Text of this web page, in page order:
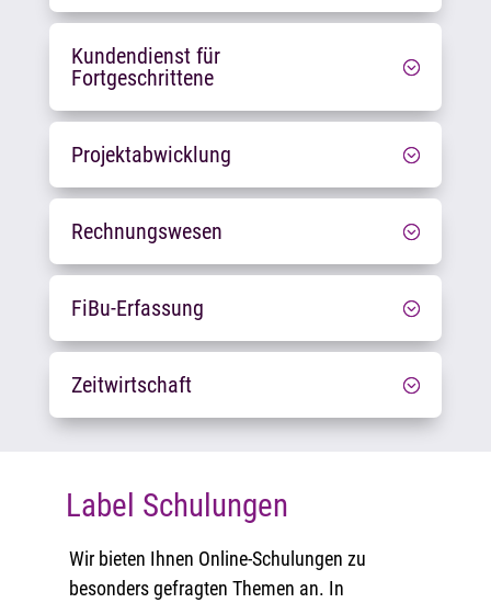
Kundendienst für
Fortgeschrittene
Projektabwicklung
Rechnungswesen
FiBu-Erfassung
Zeitwirtschaft
Label Schulungen
Wir bieten Ihnen Online-Schulungen zu
besonders gefragten Themen an. In